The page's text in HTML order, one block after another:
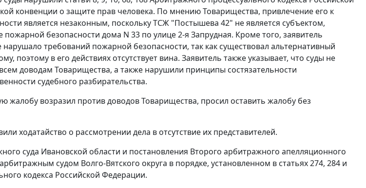
конвенции о защите прав человека. По мнению Товарищества, привлечение его к
является незаконным, поскольку ТСЖ "Постышева 42" не является субъектом,
пожарной безопасности дома N 33 по улице 2-я Запрудная. Кроме того, заявитель
нарушало требований пожарной безопасности, так как существовал альтернативный
поэтому в его действиях отсутствует вина. Заявитель также указывает, что суды не
доводам Товарищества, а также нарушили принципы состязательности
судебного разбирательства.
жалобу возразил против доводов Товарищества, просил оставить жалобу без
ходатайство о рассмотрении дела в отсутствие их представителей.
суда Ивановской области и постановления Второго арбитражного апелляционного
судом Волго-Вятского округа в порядке, установленном в статьях 274, 284 и
кодекса Российской Федерации.